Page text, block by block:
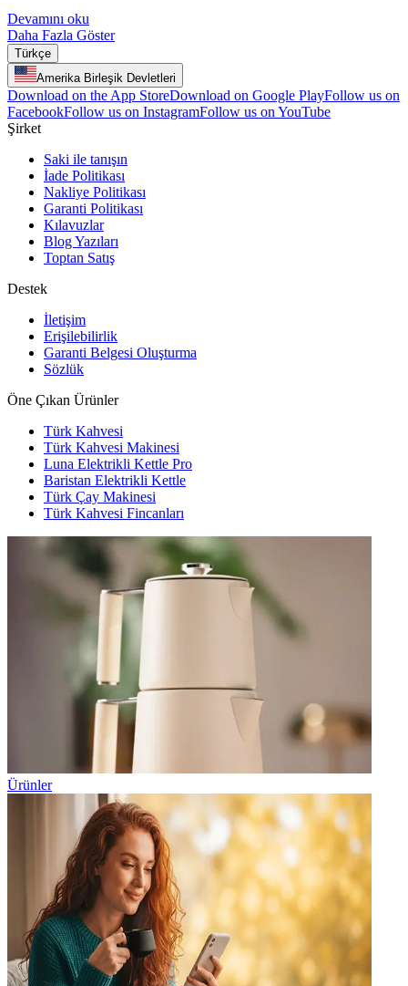
Devamını oku
Daha Fazla Göster
Türkçe
Amerika Birleşik Devletleri
Download on the App StoreDownload on Google PlayFollow us on
FacebookFollow us on InstagramFollow us on YouTube
Şirket
Saki ile tanışın
İade Politikası
Nakliye Politikası
Garanti Politikası
Kılavuzlar
Blog Yazıları
Toptan Satış
Destek
İletişim
Erişilebilirlik
Garanti Belgesi Oluşturma
Sözlük
Öne Çıkan Ürünler
Türk Kahvesi
Türk Kahvesi Makinesi
Luna Elektrikli Kettle Pro
Baristan Elektrikli Kettle
Türk Çay Makinesi
Türk Kahvesi Fincanları
Ürünler